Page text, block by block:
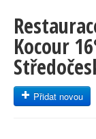
Kocour
Přidat novou